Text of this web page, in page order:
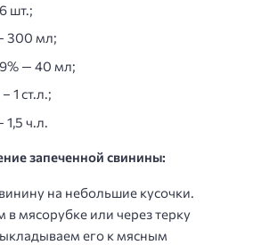
шт.;
300 мл;
— 40 мл;
1 ст.л.;
1,5 ч.л.
запеченной свинины:
на небольшие кусочки.
в мясорубке или через терку
его к мясным